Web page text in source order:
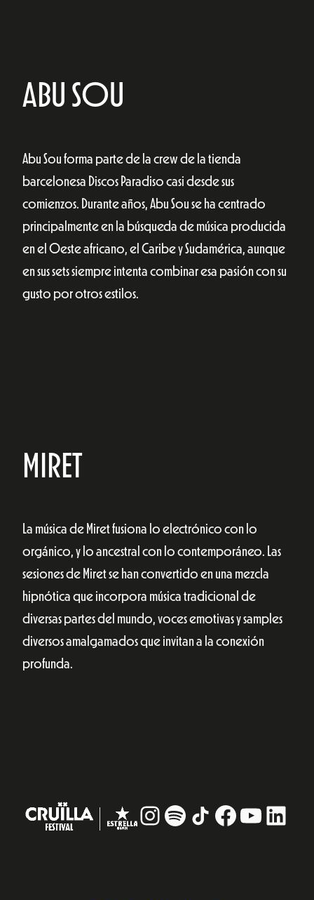
ABU SOU
Abu Sou forma parte de la crew de la tienda
barcelonesa Discos Paradiso casi desde sus
comienzos. Durante años, Abu Sou se ha centrado
principalmente en la búsqueda de música producida
en el Oeste africano, el Caribe y Sudamérica, aunque
en sus sets siempre intenta combinar esa pasión con su
gusto por otros estilos.
MIRET
La música de Miret fusiona lo electrónico con lo
orgánico, y lo ancestral con lo contemporáneo. Las
sesiones de Miret se han convertido en una mezcla
hipnótica que incorpora música tradicional de
diversas partes del mundo, voces emotivas y samples
diversos amalgamadosque invitan a la conexión
profunda.
Instagram
# TikTokFacebook